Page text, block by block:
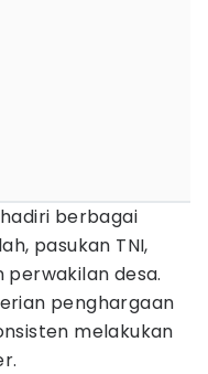
berbagai
pasukan TNI,
perwakilan desa.
penghargaan
melakukan